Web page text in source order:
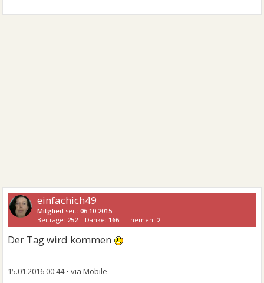
einfachich49
Mitglied seit:06.10.2015
Beiträge: 252 Danke: 166 Themen: 2
Der Tag wird kommen
15.01.2016 00:44•